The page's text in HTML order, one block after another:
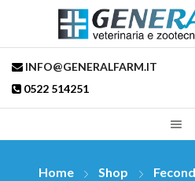
INFO@GENERALFARM.IT
0522 514251
Home Shop